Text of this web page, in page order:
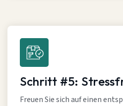
Schritt #5:
Freuen Sie sich auf einen